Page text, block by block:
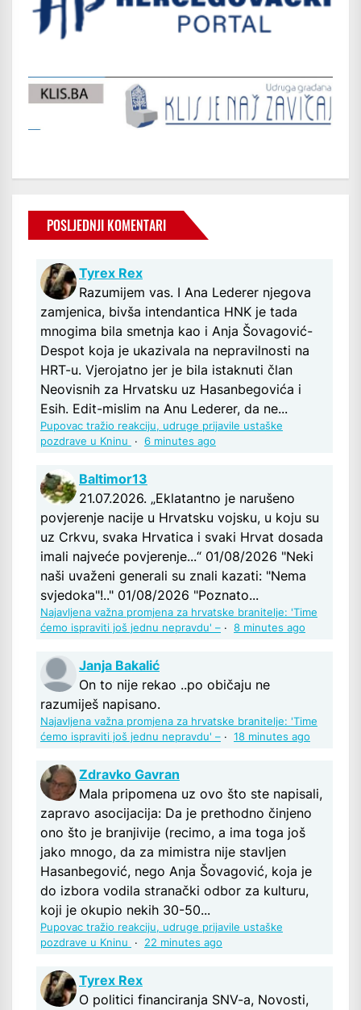
POSLJEDNJI KOMENTARI
Tyrex Rex
Razumijem vas. I Ana Lederer njegova
zamjenica, bivša intendantica HNK je tada
mnogima bila smetnja kao i Anja Šovagović-
Despot koja je ukazivala na nepravilnosti na
HRT-u. Vjerojatno jer je bila istaknuti član
Neovisnih za Hrvatsku uz Hasanbegovića i
Esih. Edit-mislim na Anu Lederer, da ne...
Pupovac tražio reakciju, udruge prijavile ustaške
pozdrave u Kninu
· 6 minutes ago
Baltimor13
21.07.2026. „Eklatantno je narušeno
povjerenje nacije u Hrvatsku vojsku, u koju su
uz Crkvu, svaka Hrvatica i svaki Hrvat dosada
imali najveće povjerenje...“ 01/08/2026 "Neki
naši uvaženi generali su znali kazati: "Nema
svjedoka"!.." 01/08/2026 "Poznato...
Najavljena važna promjena za hrvatske branitelje: 'Time
ćemo ispraviti još jednu nepravdu' – · 8 minutes ago
Janja Bakalić
On to nije rekao ..po običaju ne
razumiješ napisano.
Najavljena važna promjena za hrvatske branitelje: 'Time
ćemo ispraviti još jednu nepravdu' – · 18 minutes ago
Zdravko Gavran
Mala pripomena uz ovo što ste napisali,
zapravo asocijacija: Da je prethodno činjeno
ono što je branjivije (recimo, a ima toga još
jako mnogo, da za mimistra nije stavljen
Hasanbegović, nego Anja Šovagović, koja je
do izbora vodila stranački odbor za kulturu,
koji je okupio nekih 30-50...
Pupovac tražio reakciju, udruge prijavile ustaške
pozdrave u Kninu
· 22 minutes ago
Tyrex Rex
O politici financiranja SNV-a, Novosti,